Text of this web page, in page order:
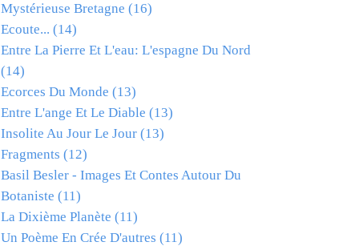
Mystérieuse Bretagne (16)
Ecoute... (14)
Entre La Pierre Et L'eau: L'espagne Du Nord
(14)
Ecorces Du Monde (13)
Entre L'ange Et Le Diable (13)
Insolite Au Jour Le Jour (13)
Fragments (12)
Basil Besler - Images Et Contes Autour Du
Botaniste (11)
La Dixième Planète (11)
Un Poème En Crée D'autres (11)